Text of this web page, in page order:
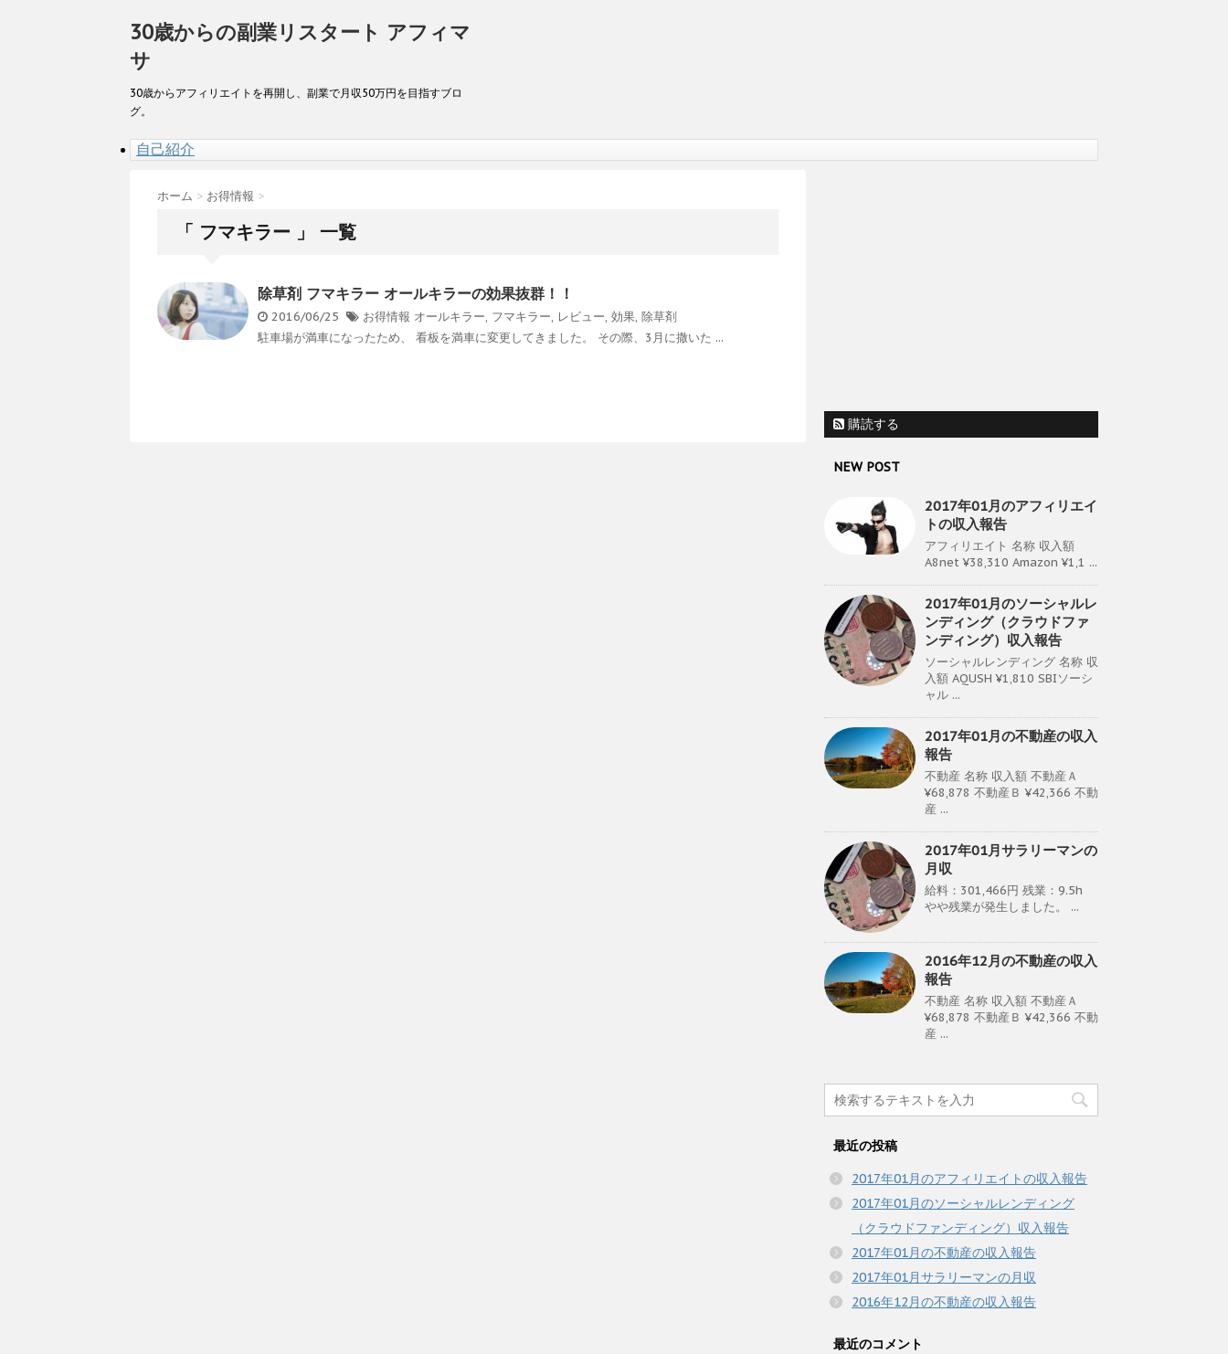
30歳からの副業リスタート アフィマ
サ
30歳からアフィリエイトを再開し、副業で月収50万円を目指すブロ
グ。
自己紹介
ホーム > お得情報 >
「 フマキラー 」 一覧
除草剤 フマキラー オールキラーの効果抜群！！
2016/06/25 お得情報 オールキラー, フマキラー, レビュー, 効果, 除草剤
駐車場が満車になったため、 看板を満車に変更してきました。 その際、3月に撒いた ...
購読する
NEW POST
2017年01月のアフィリエイ
トの収入報告
アフィリエイト 名称 収入額
A8net ¥38,310 Amazon ¥1,1 ...
2017年01月のソーシャルレ
ンディング（クラウドファ
ンディング）収入報告
ソーシャルレンディング 名称 収
入額 AQUSH ¥1,810 SBIソーシ
ャル ...
2017年01月の不動産の収入
報告
不動産 名称 収入額 不動産Ａ
¥68,878 不動産Ｂ ¥42,366 不動
産 ...
2017年01月サラリーマンの
月収
給料：301,466円 残業：9.5h
やや残業が発生しました。 ...
2016年12月の不動産の収入
報告
不動産 名称 収入額 不動産Ａ
¥68,878 不動産Ｂ ¥42,366 不動
産 ...
最近の投稿
2017年01月のアフィリエイトの収入報告
2017年01月のソーシャルレンディング
（クラウドファンディング）収入報告
2017年01月の不動産の収入報告
2017年01月サラリーマンの月収
2016年12月の不動産の収入報告
最近のコメント